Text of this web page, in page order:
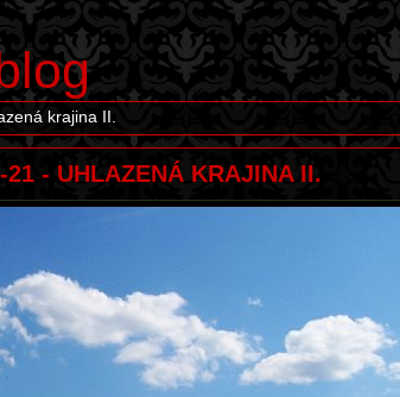
krajina II.
21 - UHLAZENÁ KRAJINA II.